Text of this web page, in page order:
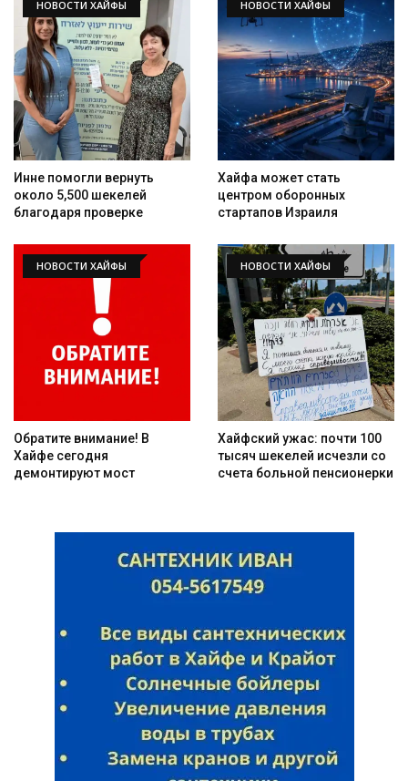
НОВОСТИ ХАЙФЫ
Инне помогли вернуть
около 5,500 шекелей
благодаря проверке
НОВОСТИ ХАЙФЫ
Хайфа может стать
центром оборонных
стартапов Израиля
НОВОСТИ ХАЙФЫ
Обратите внимание! В
Хайфе сегодня
демонтируют мост
НОВОСТИ ХАЙФЫ
Хайфский ужас: почти 100
тысяч шекелей исчезли со
счета больной пенсионерки